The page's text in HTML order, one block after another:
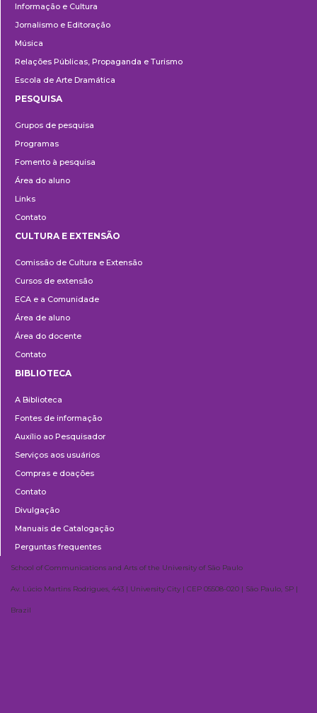
Informação e Cultura
Jornalismo e Editoração
Música
Relações Públicas, Propaganda e Turismo
Escola de Arte Dramática
PESQUISA
Grupos de pesquisa
Programas
Fomento à pesquisa
Área do aluno
Links
Contato
e
Extensão
CULTURA E EXTENSÃO
Comissão de Cultura e Extensão
Cursos de extensão
ECA e a Comunidade
Área de aluno
Área do docente
Contato
BIBLIOTECA
A Biblioteca
Fontes de informação
Auxílio ao Pesquisador
Serviços aos usuários
Compras e doações
Contato
Divulgação
Manuais de Catalogação
Perguntas frequentes
School of Communications and Arts of the University of São Paulo
Av. Lúcio Martins Rodrigues, 443 | University City | CEP 05508-020 | São Paulo, SP |
Brazil